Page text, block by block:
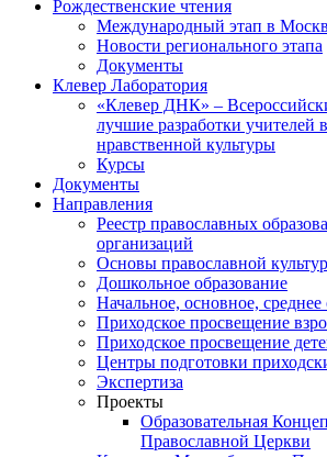
Рождественские чтения
Международный этап в
Новости регионального этапа
Документы
Клевер Лаборатория
«Клевер ДНК» –
лучшие разработки учителей
нравственной культуры
Курсы
Документы
Направления
Реестр православных
организаций
Основы православной
Дошкольное образование
Начальное, основное,
Приходское просвещение
Приходское просвещение
Центры подготовки
Экспертиза
Проекты
Образовательная
Православной Церкви